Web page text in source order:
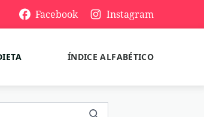
Facebook Instagram
ÍNDICE ALFABÉTICO